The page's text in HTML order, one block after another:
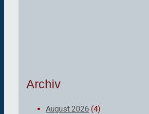
Archiv
August 2026 (4)